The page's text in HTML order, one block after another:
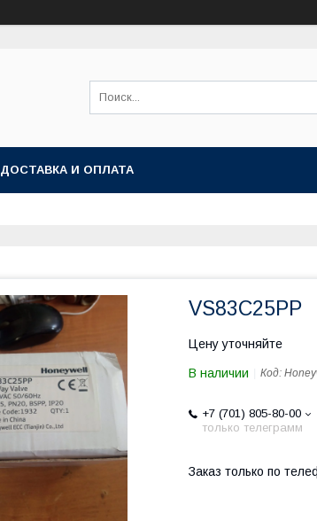
ДОСТАВКА И ОПЛАТА
VS83C25PP
Цену уточняйте
В наличии Код:
+7 (701) 805-80-00
только телеграмм
Заказ только по